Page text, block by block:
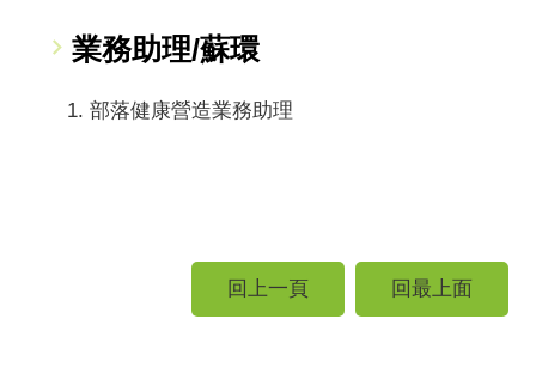
業務助理/蘇環
部落健康營造業務助理
回上一頁 回最上面